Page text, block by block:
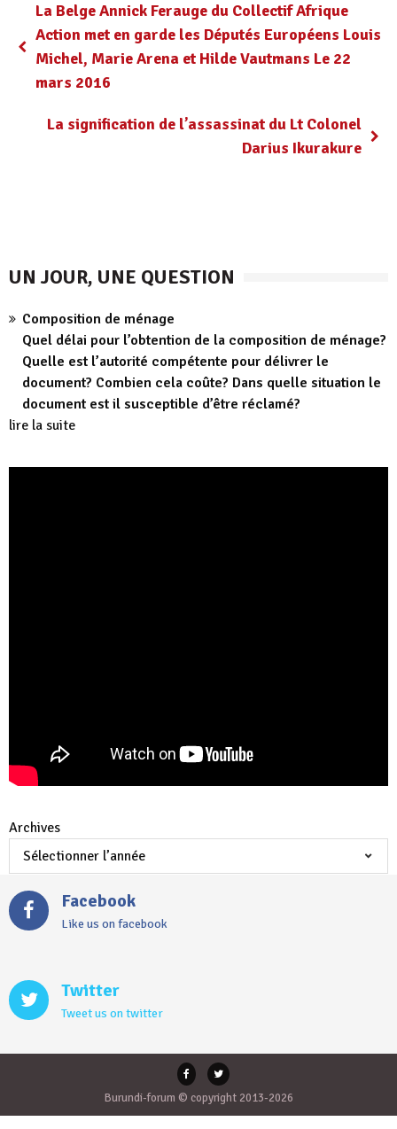
La Belge Annick Ferauge du Collectif Afrique
Action met en garde les Députés Européens Louis
Michel, Marie Arena et Hilde Vautmans Le 22
mars 2016
La signification de l’assassinat du Lt Colonel
Darius Ikurakure
UN JOUR, UNE QUESTION
Composition de ménage
Quel délai pour l’obtention de la composition de ménage?
Quelle est l’autorité compétente pour délivrer le
document? Combien cela coûte? Dans quelle situation le
document est il susceptible d’être réclamé?
lire la suite
Archives
Facebook
Like us on facebook
Twitter
Tweet us on twitter
Burundi-forum © copyright 2013-2026